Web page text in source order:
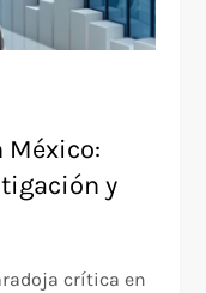
y
crítica en